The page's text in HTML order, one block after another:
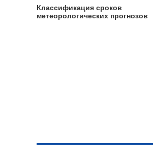
Классификация сроков
метеорологических прогнозов